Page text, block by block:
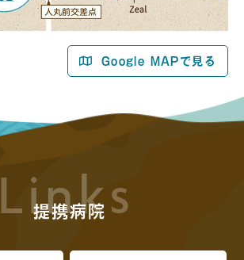
Google MAPで見る
Links
提携病院